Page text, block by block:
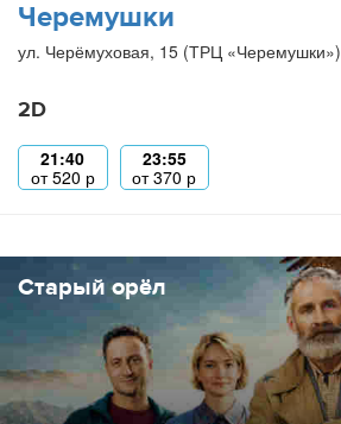
Черемушки
ул. Черёмуховая, 15 (ТРЦ «Черемушки»)
2D
21:40
от520 р
23:55
от370 р
Старый орёл